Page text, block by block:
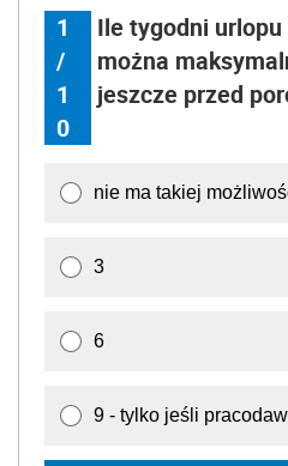
1
/
1
0
Ile tygodni
można
jeszcze przed
nie ma takiej
3
6
9 - tylko jeśli